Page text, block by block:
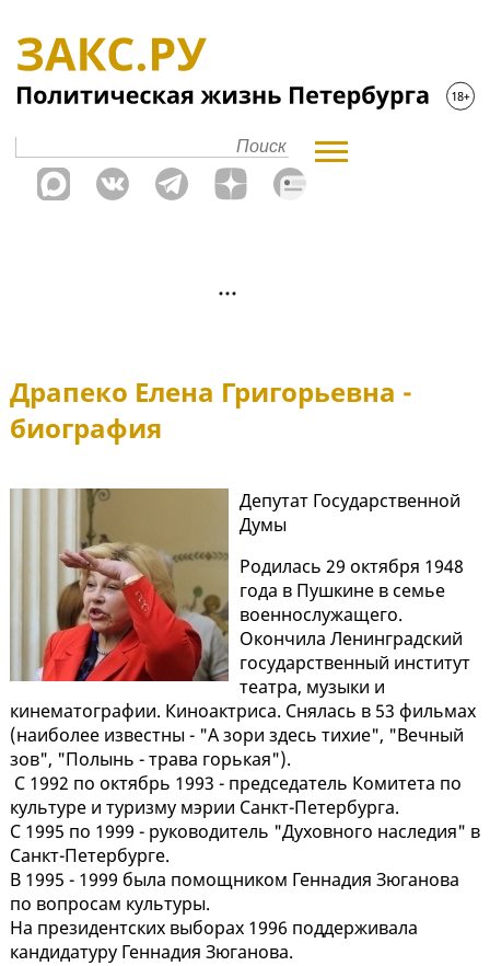
Драпеко Елена Григорьевна -
биография
Депутат Государственной
Думы
Родилась 29 октября 1948
года в Пушкине в семье
военнослужащего.
Окончила Ленинградский
государственный институт
театра, музыки и
кинематографии. Киноактриса. Снялась в 53 фильмах
(наиболее известны - "А зори здесь тихие", "Вечный
зов", "Полынь - трава горькая").
С 1992 по октябрь 1993 - председатель Комитета по
культуре и туризму мэрии Санкт-Петербурга.
С 1995 по 1999 - руководитель "Духовного наследия" в
Санкт-Петербурге.
В 1995 - 1999 была помощником Геннадия Зюганова
по вопросам культуры.
На президентских выборах 1996 поддерживала
кандидатуру Геннадия Зюганова.